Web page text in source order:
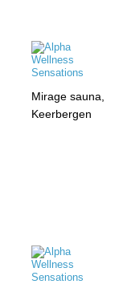
Mirage sauna,
Keerbergen